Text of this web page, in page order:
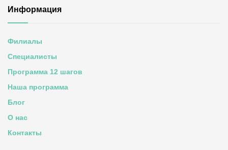
Информация
Филиалы
Специалисты
Программа 12 шагов
Наша программа
Блог
О нас
Контакты